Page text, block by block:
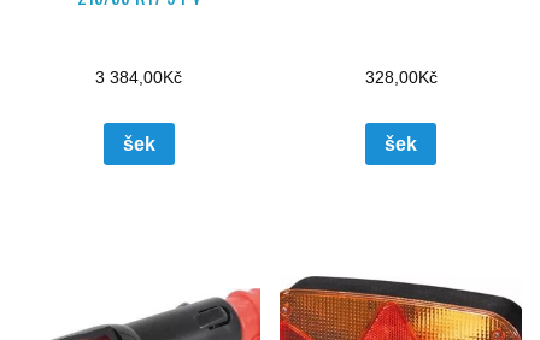
3 384,00Kč
šek
328,00Kč
šek